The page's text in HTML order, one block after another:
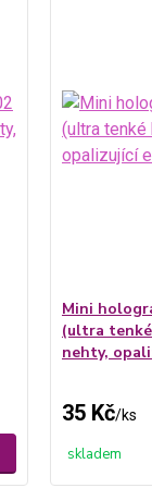
Mini
(ultra
nehty,
35 Kč/ks
skladem